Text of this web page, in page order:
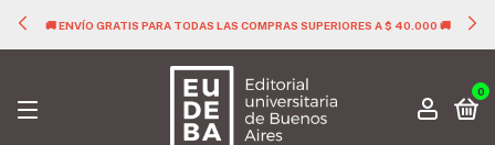
🚚 ENVÍO GRATIS PARA TODAS LAS COMPRAS SUPERIORES A $ 40.000 🚚
0